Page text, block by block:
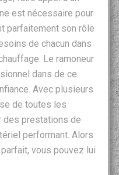
est nécessaire pour
parfaitement son rôle
de chacun dans
Le ramoneur
dans de ce
Avec plusieurs
de toutes les
des prestations de
performant. Alors
vous pouvez lui